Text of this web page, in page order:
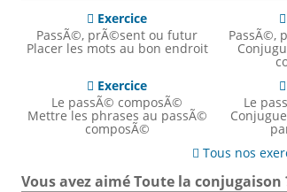
 Exercice
PassÃ©, prÃ©sent ou futur
Placer les mots au bon endroit

PassÃ©,
 Exercice
Le passÃ© composÃ©
Mettre les phrases au passÃ©
composÃ©

Le
 Tous nos
Vous avez aimé Toute la conjugaison